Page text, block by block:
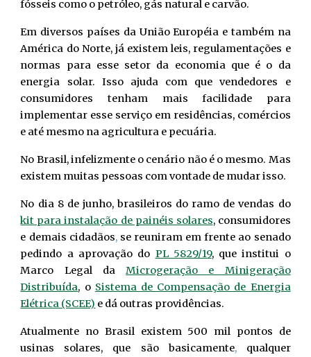
fósseis como o petróleo, gás natural e carvão.
Em diversos países da União Européia e também na
América do Norte, já existem leis, regulamentações e
normas para esse setor da economia que é o da
energia solar. Isso ajuda com que vendedores e
consumidores tenham mais facilidade para
implementar esse serviço em residências, comércios
e até mesmo na agricultura e pecuária.
No Brasil, infelizmente o cenário não é o mesmo. Mas
existem muitas pessoas com vontade de mudar isso.
No dia 8 de junho, brasileiros do ramo de vendas do
kit para instalação de painéis solares, consumidores
e demais cidadãos,se reuniram em frente ao senado
pedindo a aprovação do PL 5829/19, que institui o
Marco Legal daMicrogeração e Minigeração
Distribuída, o Sistema de Compensação de Energia
Elétrica (SCEE) e dá outras providências.
Atualmente no Brasil existem 500 mil pontos de
usinas solares, que são
basicamente,qualquer